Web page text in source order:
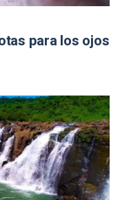
para los ojos